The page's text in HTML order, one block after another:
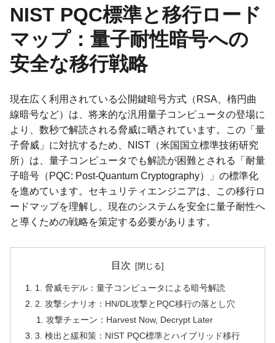
NIST PQC標準と移行ロード
マップ：量子耐性暗号への
安全な移行戦略
現在広く利用されている公開鍵暗号方式（RSA、楕円曲
線暗号など）は、将来的な汎用量子コンピュータの登場に
より、数秒で解読される脅威に晒されています。この「量
子脅威」に対抗するため、NIST（米国国立標準技術研究
所）は、量子コンピュータでも解読が困難とされる「耐量
子暗号（PQC: Post-Quantum Cryptography）」の標準化
を進めています。セキュリティエンジニアは、この移行ロ
ードマップを理解し、現在のシステムを安全に量子耐性へ
と導くための戦略を策定する必要があります。
目次
1. 脅威モデル：量子コンピュータによる暗号解読
2. 攻撃シナリオ：HN/DL攻撃とPQC移行の落とし穴
攻撃チェーン：Harvest Now, Decrypt Later
3. 検出と緩和策：NIST PQC標準とハイブリッド移行